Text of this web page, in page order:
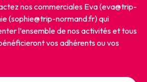
vosbilletssur notre site !
nos commerciales Eva (eva@trip-
(sophie@trip-normand.fr) qui
l’ensemble de nos activités et tous
vos adhérents ou vos